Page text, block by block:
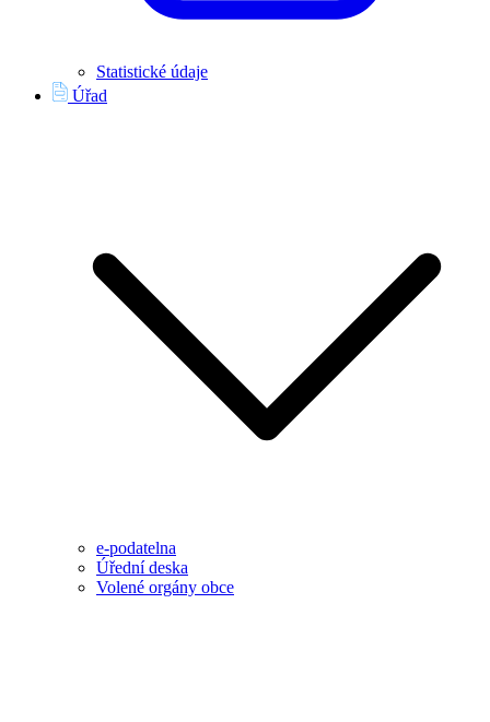
Statistické údaje
Úřad
e-podatelna
Úřední deska
Volené orgány obce